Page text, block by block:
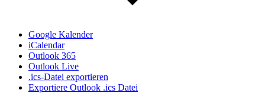
Google Kalender
iCalendar
Outlook 365
Outlook Live
.ics-Datei exportieren
Exportiere Outlook .ics Datei